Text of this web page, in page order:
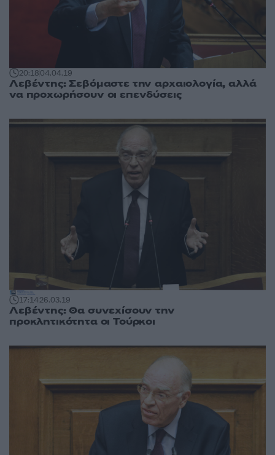
20:1804.04.19
Λεβέντης: Σεβόμαστε την αρχαιολογία, αλλά
να προχωρήσουν οι επενδύσεις
17:1426.03.19
Λεβέντης: Θα συνεχίσουν την
προκλητικότητα οι Τούρκοι